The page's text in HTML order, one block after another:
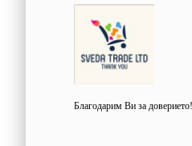
Благодарим Ви за доверието!